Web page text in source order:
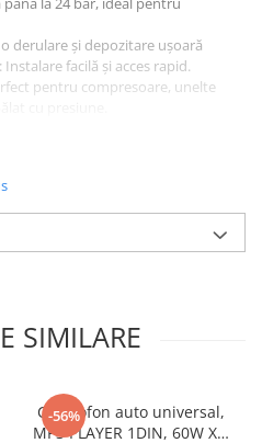
derulare și depozitare ușoară
Instalare facilă și acces rapid.
pentru compresoare, unelte
și unelte pneumatice.
SIMILARE
-56%
Casetofon auto universal,
MP3 PLAYER 1DIN, 60W X4,